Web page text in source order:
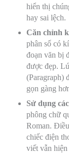
hiển thị
hay sai lệch.
Căn chỉnh
phân số có
đoạn văn bị
được đẹp.
(Paragraph)
gọn gàng
Sử dụng
phông chữ
Roman.
chiếc điện
viết vẫn